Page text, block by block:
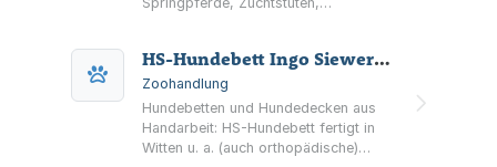
HS-Hundebett Ingo Siewert e.K.
Zoohandlung
Hundebetten und Hundedecken aus
Handarbeit: HS-Hundebett fertigt in
Witten u. a. (auch orthopädische)